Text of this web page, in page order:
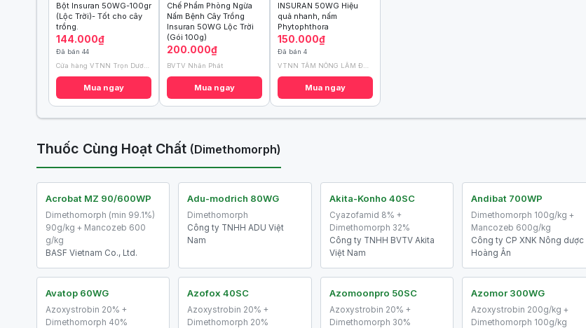
Bột Insuran 50WG-100gr
(Lộc Trời)- Tốt cho cây
trồng.
144.000₫
Đã bán 44
Mua ngay
Chế Phẩm Phòng Ngừa
Nấm Bệnh Cây Trồng
Insuran 50WG Lộc Trời
(Gói 100g)
200.000₫
BVTV Nhân Phát
Mua ngay
INSURAN 50WG Hiệu
quả nhanh, nấm
Phytophthora
150.000₫
Đã bán 4
Mua ngay
Thuốc Cùng Hoạt Chất (Dimethomorph)
Acrobat MZ 90/600WP
Dimethomorph (min 99.1%)
90g/kg + Mancozeb 600
g/kg
BASF Vietnam Co., Ltd.
Adu-modrich 80WG
Dimethomorph
Công ty TNHH ADU Việt
Nam
Akita-Konho 40SC
Cyazofamid 8% +
Dimethomorph 32%
Công ty TNHH BVTV Akita
Việt Nam
Andibat 700WP
Dimethomorph 100g/kg +
Mancozeb 600g/kg
Công ty CP XNK Nông dược
Hoàng Ân
Avatop 60WG
Azoxystrobin 20% +
Dimethomorph 40%
Azofox 40SC
Azoxystrobin 20% +
Dimethomorph 20%
Azomoonpro 50SC
Azoxystrobin 20% +
Dimethomorph 30%
Azomor 300WG
Azoxystrobin 200g/kg +
Dimethomorph 100g/kg